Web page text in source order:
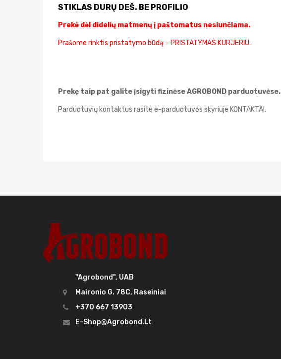
STIKLAS DURŲ DEŠ. BE PROFILIO
Prekė dėl didelių matmenų į paštomatus nesiunčiama.
Prašome rinktis pristatymo būdą – PRISTATYMAS KURJERIU.
Prekę taip pat galite įsigyti fizinėse AGROBOND parduotuvėse.
Parduotuvių kontaktus rasite e-parduotuvės skyriuje KONTAKTAI.
"Agrobond", UAB
Maironio G. 78C, Raseiniai
+370 667 13903
E-Shop@agrobond.lt